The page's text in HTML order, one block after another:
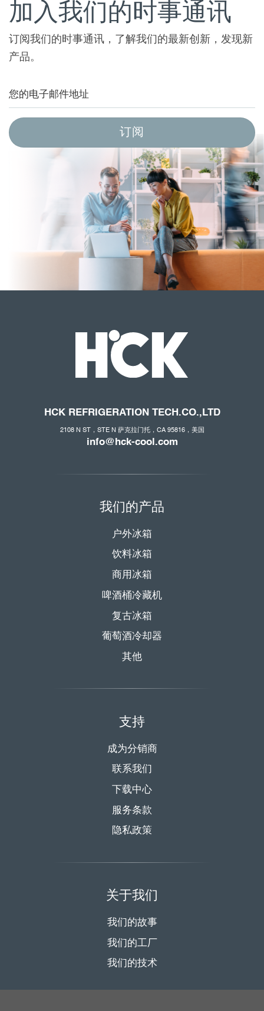
加入我们的时事通讯
订阅我们的时事通讯，了解我们的最新创新，发现新
产品。
HCK REFRIGERATION TECH.CO.,LTD
2108 N ST，STE N 萨克拉门托，CA 95816，美国
info@hck-cool.com
我们的产品
户外冰箱
饮料冰箱
商用冰箱
啤酒桶冷藏机
复古冰箱
葡萄酒冷却器
其他
支持
成为分销商
联系我们
下载中心
服务条款
隐私政策
关于我们
我们的故事
我们的工厂
我们的技术